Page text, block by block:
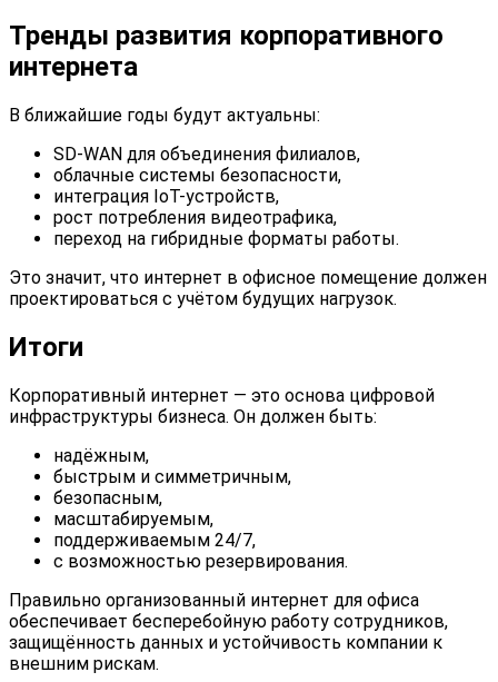
Тренды развития корпоративного
интернета
В ближайшие годы будут актуальны:
SD-WAN для объединения филиалов,
облачные системы безопасности,
интеграция IoT-устройств,
рост потребления видеотрафика,
переход на гибридные форматы работы.
Это значит, что интернет в офисное помещение должен
проектироваться с учётом будущих нагрузок.
Итоги
Корпоративный интернет — это основа цифровой
инфраструктуры бизнеса. Он должен быть:
надёжным,
быстрым и симметричным,
безопасным,
масштабируемым,
поддерживаемым 24/7,
с возможностью резервирования.
Правильно организованный интернет для офиса
обеспечивает бесперебойную работу сотрудников,
защищённость данных и устойчивость компании к
внешним рискам.